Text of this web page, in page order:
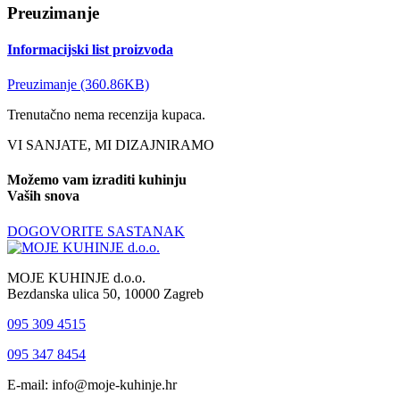
Preuzimanje
Informacijski list proizvoda
Preuzimanje (360.86KB)
Trenutačno nema recenzija kupaca.
VI SANJATE, MI DIZAJNIRAMO
Možemo vam izraditi kuhinju
Vaših snova
DOGOVORITE SASTANAK
MOJE KUHINJE d.o.o.
Bezdanska ulica 50, 10000 Zagreb
095 309 4515
095 347 8454
E-mail: info@moje-kuhinje.hr